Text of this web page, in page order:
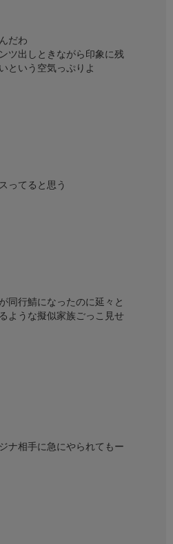
だわ
ツ出しときながら印象に残
という空気っぷりよ
ってると思う
同行鯖になったのに延々と
ような擬似家族ごっこ見せ
ナ相手に急にやられてもー